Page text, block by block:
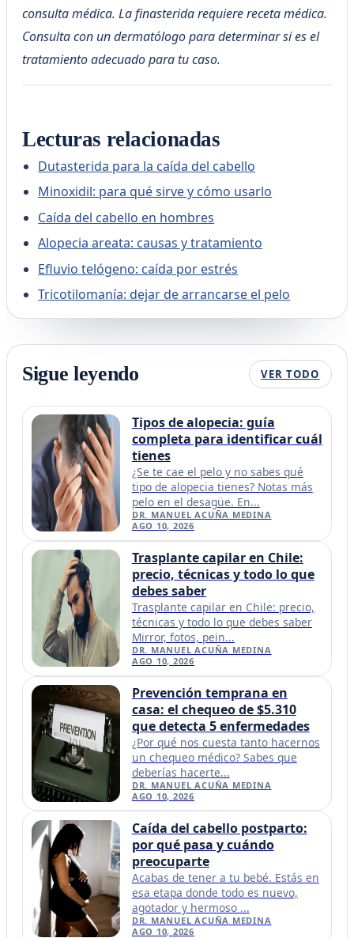
consulta médica. La finasterida requiere receta médica.
Consulta con un dermatólogo para determinar si es el
tratamiento adecuado para tu caso.
Lecturas relacionadas
Dutasterida para la caída del cabello
Minoxidil: para qué sirve y cómo usarlo
Caída del cabello en hombres
Alopecia areata: causas y tratamiento
Efluvio telógeno: caída por estrés
Tricotilomanía: dejar de arrancarse el pelo
Sigue leyendo VER TODO
Tipos de alopecia: guía
completa para identificar cuál
tienes
¿Se te cae el pelo y no sabes qué
tipo de alopecia tienes? Notas más
pelo en el desagüe. En...
DR. MANUEL ACUÑA MEDINA
AGO 10, 2026
Trasplante capilar en Chile:
precio, técnicas y todo lo que
debes saber
Trasplante capilar en Chile: precio,
técnicas y todo lo que debes saber
Mirror, fotos, pein...
DR. MANUEL ACUÑA MEDINA
AGO 10, 2026
Prevención temprana en
casa: el chequeo de $5.310
que detecta 5 enfermedades
¿Por qué nos cuesta tanto hacernos
un chequeo médico? Sabes que
deberías hacerte...
DR. MANUEL ACUÑA MEDINA
AGO 10, 2026
Caída del cabello postparto:
por qué pasa y cuándo
preocuparte
Acabas de tener a tu bebé. Estás en
esa etapa donde todo es nuevo,
agotador y hermoso ...
DR. MANUEL ACUÑA MEDINA
AGO 10, 2026